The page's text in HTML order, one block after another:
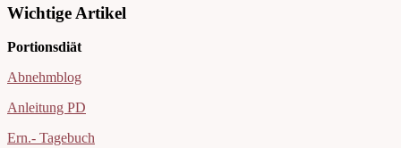
Wichtige Artikel
Portionsdiät
Abnehmblog
Anleitung PD
Ern.- Tagebuch